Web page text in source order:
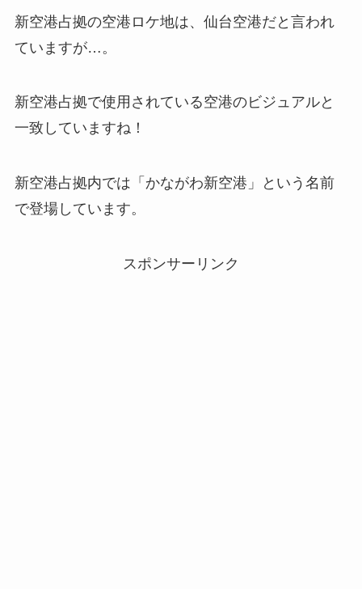
新空港占拠の空港ロケ地は、仙台空港だと言われ
ていますが…。
新空港占拠で使用されている空港のビジュアルと
一致していますね！
新空港占拠内では「かながわ新空港」という名前
で登場しています。
スポンサーリンク